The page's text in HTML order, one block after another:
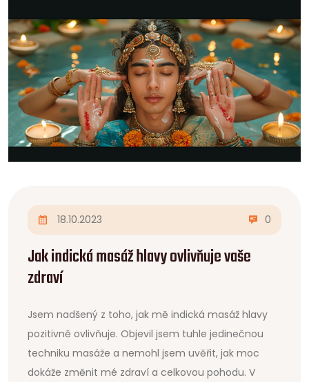
18.10.2023 0
Jak indická masáž hlavy ovlivňuje vaše
zdraví
Jsem nadšený z toho, jak mě indická masáž hlavy
pozitivně ovlivňuje. Objevil jsem tuhle jedinečnou
techniku masáže a nemohl jsem uvěřit, jak moc
dokáže změnit mé zdraví a celkovou pohodu. V